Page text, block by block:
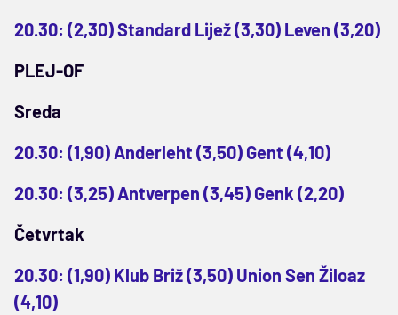
20.30: (2,30) Standard Lijež (3,30) Leven (3,20)
PLEJ-OF
Sreda
20.30: (1,90) Anderleht (3,50) Gent (4,10)
20.30: (3,25) Antverpen (3,45) Genk (2,20)
Četvrtak
20.30: (1,90) Klub Briž (3,50) Union Sen Žiloaz
(4,10)